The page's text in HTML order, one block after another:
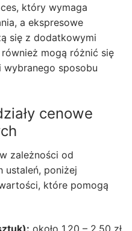
który wymaga
a ekspresowe
się z dodatkowymi
mogą różnić się
wybranego sposobu
cenowe
zależności od
ustaleń, poniżej
które pomogą